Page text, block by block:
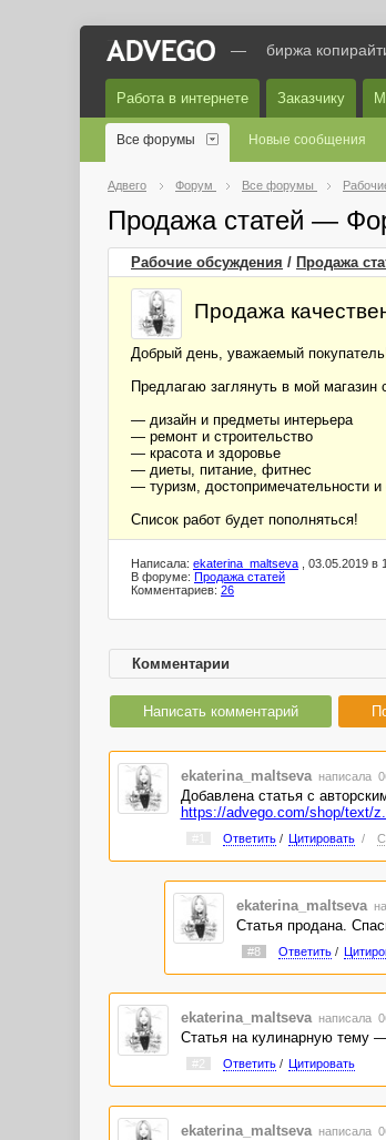
— биржа
Работа в интернете Заказчику
Все форумы Новые сообщения
Адвего Форум Все форумы
Продажа статей —
Рабочие обсуждения / Продажа
Продажа
Добрый день, уважаемый
Предлагаю заглянуть в мой магазин
— дизайн и предметы интерьера
— ремонт и строительство
— красота и здоровье
— диеты, питание, фитнес
— туризм, достопримечательности
Список работ будет пополняться!
Написала: ekaterina_maltseva , 03.05.2019 в
В форуме: Продажа статей
Комментариев: 26
Комментарии
Написать комментарий
ekaterina_maltseva написала
Добавлена статья с
https://advego.com/shop/text/
Ответить/ Цитировать /
ekaterina_maltseva
Статья продана.
#8 Ответить/
ekaterina_maltseva написала
Статья на кулинарную тему
#2 Ответить/ Цитировать
ekaterina_maltseva написала